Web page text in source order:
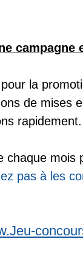
chez
+ 10x 15.09€
Jeu &
sort, sur
chez un
chez
+ 20x 15.09€
campagne
la
de mises
rapidement.
chaque mois
pas à les